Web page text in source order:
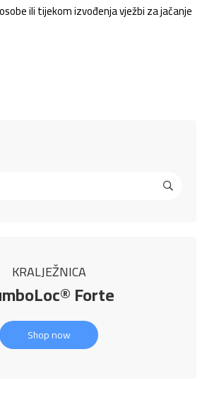
KRALJEŽNICA
Forte
Shop now
ili tijekom izvođenja vježbi za jačanje